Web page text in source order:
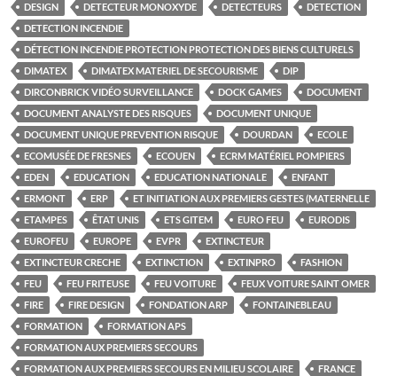
DESIGN
DETECTEUR MONOXYDE DETECTEURS
DETECTION
DETECTION INCENDIE
DÉTECTION INCENDIE PROTECTION PROTECTION DES BIENS CULTURELS
DIMATEX
DIMATEX MATERIEL DE SECOURISME
DIP
DIRCONBRICK VIDÉO SURVEILLANCE
DOCK GAMES
DOCUMENT
DOCUMENT ANALYSTE DES RISQUES
DOCUMENT UNIQUE
DOCUMENT UNIQUE PREVENTION RISQUE
DOURDAN
ECOLE
ECOMUSÉE DE FRESNES
ECOUEN
ECRM MATÉRIEL POMPIERS
EDEN
EDUCATION EDUCATION NATIONALE
ENFANT
ERMONT
ERP
ET INITIATION AUX PREMIERS GESTES (MATERNELLE
ETAMPES
ÊTAT UNIS ETS GITEM EURO FEU
EURODIS
EUROFEU
EUROPE EVPR
EXTINCTEUR
EXTINCTEUR CRECHE
EXTINCTION EXTINPRO
FASHION
FEU
FEU FRITEUSE FEU VOITURE
FEUX VOITURE SAINT OMER
FIRE
FIRE DESIGN FONDATION ARP
FONTAINEBLEAU
FORMATION
FORMATION APS
FORMATION AUX PREMIERS SECOURS
FORMATION AUX PREMIERS SECOURS EN MILIEU SCOLAIRE
FRANCE